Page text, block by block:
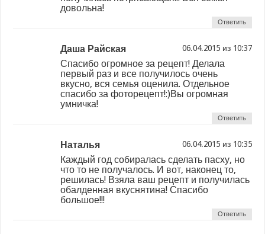
довольна!
Ответить
Даша Райская из
Спасибо огромное за рецепт! Делала
первый раз и все получилось очень
вкусно, вся семья оценила. Отдельное
спасибо за фоторецепт!:)Вы огромная
умничка!
Ответить
Наталья из
Каждый год собиралась сделать пасху, но
что то не получалось. И вот, наконец то,
решилась! Взяла ваш рецепт и получилась
обалденная вкуснятина! Спасибо
большое!!!
Ответить